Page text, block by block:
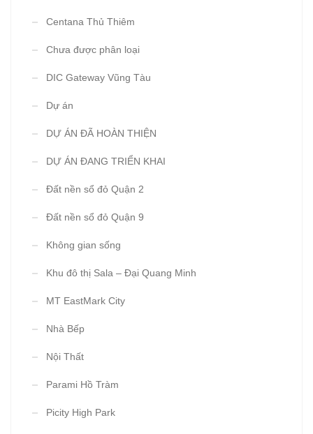
Centana Thủ Thiêm
Chưa được phân loại
DIC Gateway Vũng Tàu
Dự án
DỰ ÁN ĐÃ HOÀN THIỆN
DỰ ÁN ĐANG TRIỂN KHAI
Đất nền sổ đỏ Quận 2
Đất nền sổ đỏ Quận 9
Không gian sống
Khu đô thị Sala – Đại Quang Minh
MT EastMark City
Nhà Bếp
Nội Thất
Parami Hồ Tràm
Picity High Park